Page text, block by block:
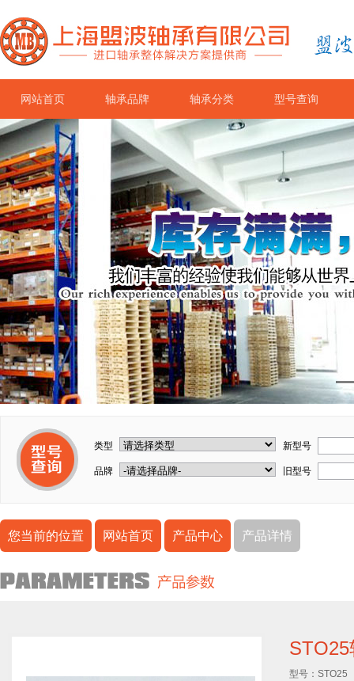
网站首页 轴承品牌 轴承分类 型号查询
类型 新型号
品牌 旧型号
您当前的位置 网站首页 产品中心 产品详情
STO25
型号： STO25